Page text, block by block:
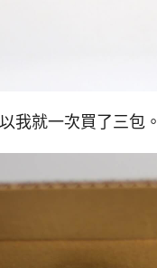
我就一次買了三包。